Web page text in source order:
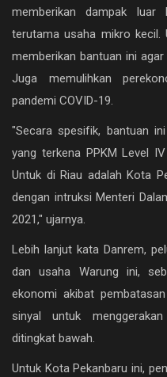
memberikan dampak luar
terutama usaha mikro kecil.
memberikan bantuan ini
Juga memulihkan
pandemi COVID-19.
"Secara spesifik, bantuan
yang terkena PPKM Level
Untuk di Riau adalah Kota
dengan intruksi Menteri
2021," ujarnya.
Lebih lanjut kata Danrem,
dan usaha Warung ini,
ekonomi akibat
sinyal untuk
ditingkat bawah.
Untuk Kota Pekanbaru ini,